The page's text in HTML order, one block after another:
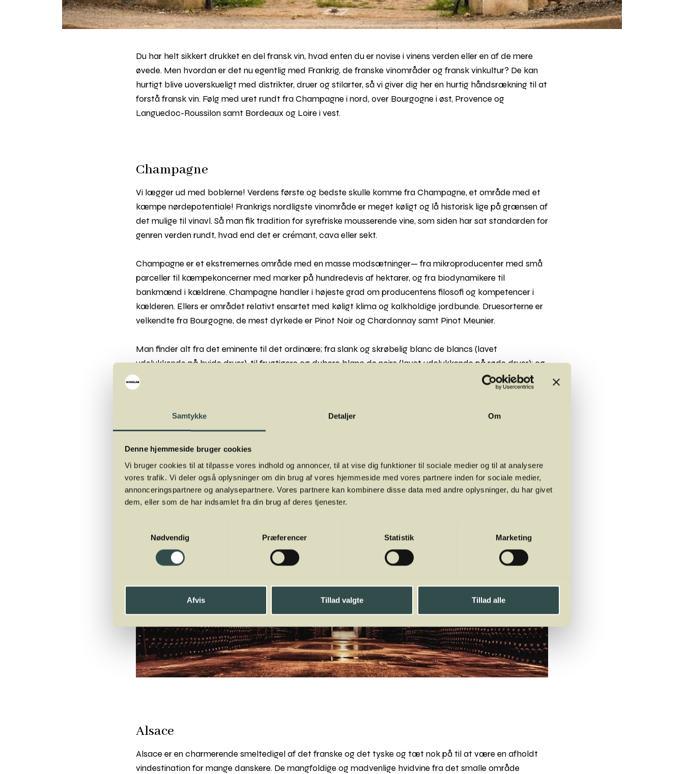
Samtykke Detaljer Om
Denne hjemmeside bruger cookies
Vi bruger cookies til at tilpasse vores indhold og annoncer, til at vise dig funktioner til sociale medier og til at analysere
vores trafik. Vi deler også oplysninger om din brug af vores hjemmeside med vores partnere inden for sociale medier,
annonceringspartnere og analysepartnere. Vores partnere kan kombinere disse data med andre oplysninger, du har givet
dem, eller som de har indsamlet fra din brug af deres tjenester.
Nødvendig
Præferencer Statistik Marketing
Afvis Tillad valgte Tillad alle
Du har helt sikkert drukket en del fransk vin, hvad enten du er novise i vinens verden eller en af de mere
øvede. Men hvordan er det nu egentlig med Frankrig, de franske vinområder og fransk vinkultur? De kan
hurtigt blive uoverskueligt med distrikter, druer og stilarter, så vi giver dig her en hurtig håndsrækning til at
forstå fransk vin. Følg med uret rundt fra Champagne i nord, over Bourgogne i øst, Provence og
Languedoc-Roussilon samt Bordeaux og Loire i vest.
Champagne
Vi lægger ud med boblerne! Verdens første og bedste skulle komme fra Champagne, et område med et
kæmpe nørdepotentiale! Frankrigs nordligste vinområde er meget køligt og lå historisk lige på grænsen af
det mulige til vinavl. Så man fik tradition for syrefriske mousserende vine, som siden har sat standarden for
genren verden rundt, hvad end det er crémant, cava eller sekt.
Champagne er et ekstremernes område med en masse modsætninger— fra mikroproducenter med små
parceller til kæmpekoncerner med marker på hundredevis af hektarer, og fra biodynamikere til
bankmænd i kældrene. Champagne handler i højeste grad om producentens filosofi og kompetencer i
kælderen. Ellers er området relativt ensartet med køligt klima og kalkholdige jordbunde. Druesorterne er
velkendte fra Bourgogne, de mest dyrkede er Pinot Noir og Chardonnay samt Pinot Meunier.
Man finder alt fra det eminente til det ordinære; fra slank og skrøbelig blanc de blancs (lavet
udelukkende på hvide druer), til frugtigere og dybere blanc de noirs (lavet udelukkende på røde druer); og
stilistisk lige fra de rå og knastørre brut nature og helt til den sødmefulde og slikkede doux. Champagne
er et sprudlende område, man aldrig bliver færdig med.
Alsace
Alsace er en charmerende smeltedigel af det franske og det tyske og tæt nok på til at være en afholdt
vindestination for mange danskere. De mangfoldige og madvenlige hvidvine fra det smalle område